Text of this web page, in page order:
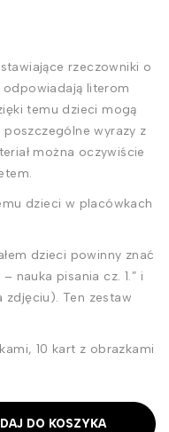
rzeczowniki o
odpowiadają literom
temu dzieci mogą
wyrazy z
można oczywiście
dzieci w placówkach
dzieci powinny znać
nauka pisania cz. 1.” i
Ten zestaw
10 kart z obrazkami
DO KOSZYKA